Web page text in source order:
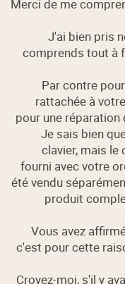
Merci de me
J'ai bien pris
comprends tout à
Par contre
rattachée à
pour une
Je sais bien
clavier, mais le
fourni avec votre
été vendu
produit
Vous avez
c'est pour cette
Croyez-moi, s'il y